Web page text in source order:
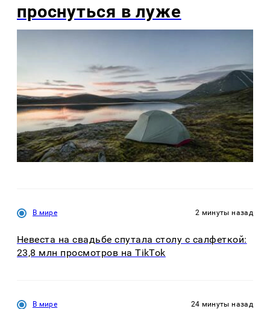
проснуться в луже
В мире 2 минуты назад
Невеста на свадьбе спутала столу с салфеткой:
23,8 млн просмотров на TikTok
В мире 24 минуты назад